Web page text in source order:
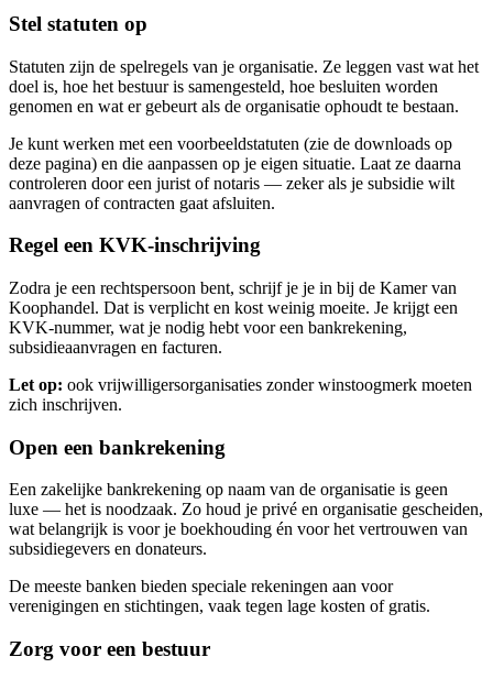
Stel statuten op
Statuten zijn de spelregels van je organisatie. Ze leggen vast wat het
doel is, hoe het bestuur is samengesteld, hoe besluiten worden
genomen en wat er gebeurt als de organisatie ophoudt te bestaan.
Je kunt werken met een voorbeeldstatuten (zie de downloads op
deze pagina) en die aanpassen op je eigen situatie. Laat ze daarna
controleren door een jurist of notaris — zeker als je subsidie wilt
aanvragen of contracten gaat afsluiten.
Regel een KVK-inschrijving
Zodra je een rechtspersoon bent, schrijf je je in bij de Kamer van
Koophandel. Dat is verplicht en kost weinig moeite. Je krijgt een
KVK-nummer, wat je nodig hebt voor een bankrekening,
subsidieaanvragen en facturen.
Let op: ook vrijwilligersorganisaties zonder winstoogmerk moeten
zich inschrijven.
Open een bankrekening
Een zakelijke bankrekening op naam van de organisatie is geen
luxe — het is noodzaak. Zo houd je privé en organisatie gescheiden,
wat belangrijk is voor je boekhouding én voor het vertrouwen van
subsidiegevers en donateurs.
De meeste banken bieden speciale rekeningen aan voor
verenigingen en stichtingen, vaak tegen lage kosten of gratis.
Zorg voor een bestuur